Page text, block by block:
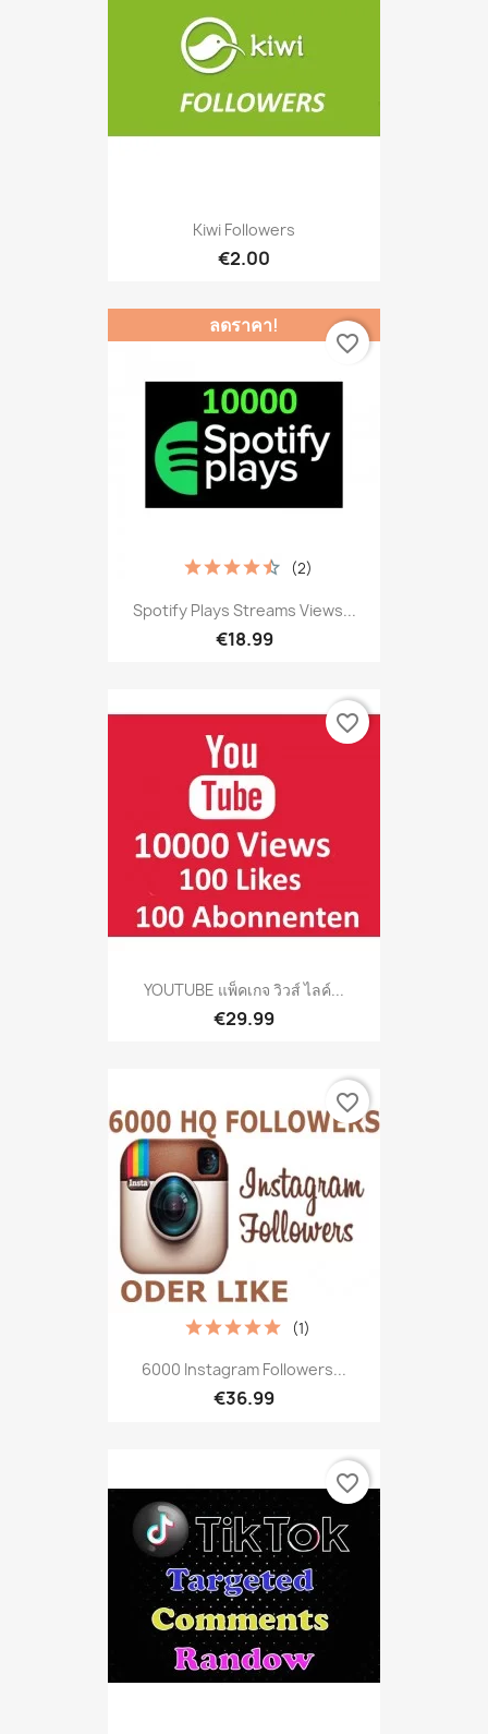
Kiwi Followers
€2.00
Spotify Plays Streams Views...
€18.99
(2)
ลดราคา!
favorite_border
YOUTUBE แพ็คเกจ วิวส์ ไลค์...
€29.99
favorite_border
6000 Instagram Followers...
€36.99
(1)
favorite_border
favorite_border